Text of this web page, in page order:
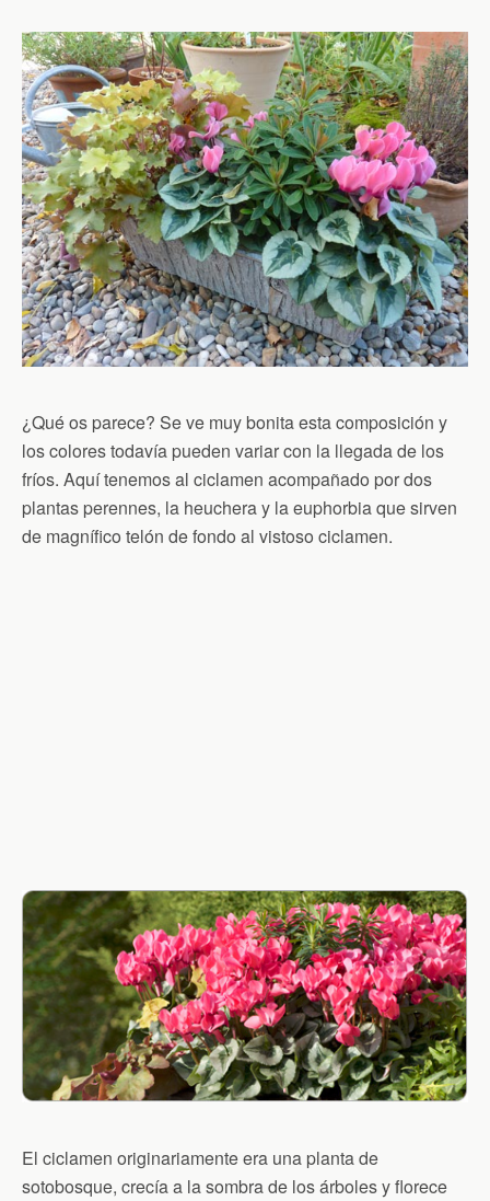
¿Qué os parece? Se ve muy bonita esta composición y
los colores todavía pueden variar con la llegada de los
fríos. Aquí tenemos al ciclamen acompañado por dos
plantas perennes, la heuchera y la euphorbia que sirven
de magnífico telón de fondo al vistoso ciclamen.
El ciclamen originariamente era una planta de
sotobosque, crecía a la sombra de los árboles y florece